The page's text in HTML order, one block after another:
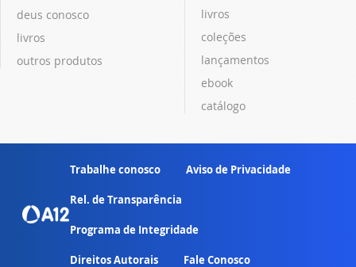
deus conosco
livros
outros produtos
livros
coleções
lançamentos
ebook
catálogo
Trabalhe conosco Aviso de Privacidade
Rel. de Transparência
Programa de Integridade
Direitos Autorais Fale Conosco